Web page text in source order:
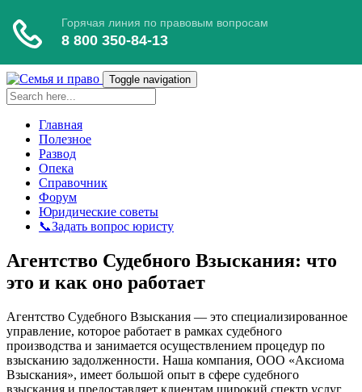
Toggle navigation
Главная
Полезное
Развод
Опека
Справочник
Форум
Юридические советы
📞Задать вопрос юристу
Агентство Судебного Взыскания: что
это и как оно работает
Агентство Судебного Взыскания — это специализированное
управление, которое работает в рамках судебного
производства и занимается осуществлением процедур по
взысканию задолженности. Наша компания, ООО «Аксиома
Взыскания», имеет большой опыт в сфере судебного
взыскания и предоставляет клиентам широкий спектр услуг